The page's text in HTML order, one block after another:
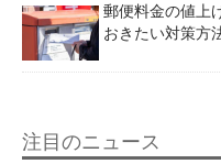
郵便料金の値上
おきたい対策方
注目のニュース